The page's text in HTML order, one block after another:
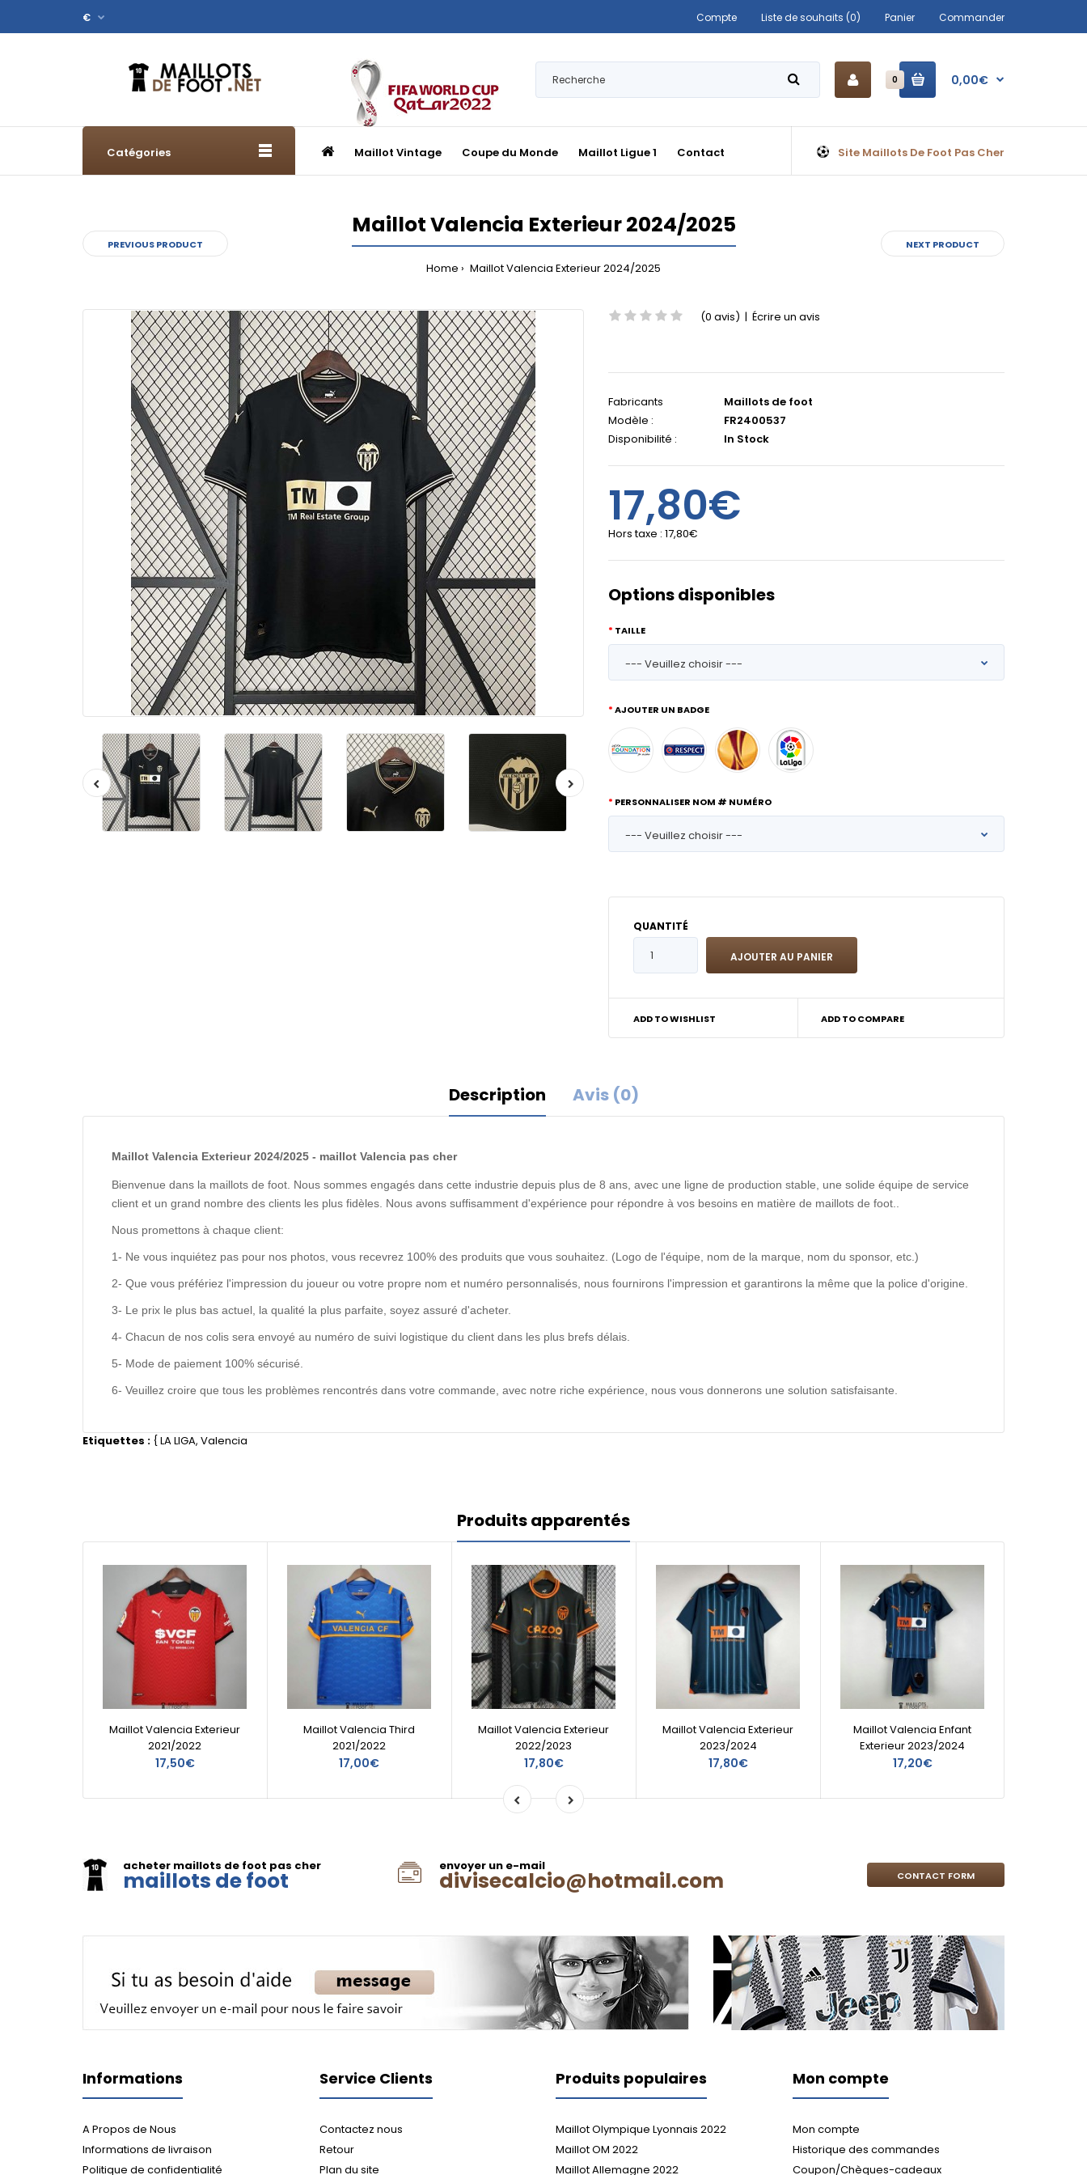
Compte Liste de souhaits (0) Panier Commander
€
0 0,00€
Catégories Maillot Vintage Coupe du Monde Maillot Ligue 1 Contact Site Maillots De Foot Pas Cher
PREVIOUS PRODUCT
Maillot Valencia Exterieur 2024/2025
Home Maillot Valencia Exterieur 2024/2025
NEXT PRODUCT
(0 avis) | Écrire un avis
Fabricants
Maillots de foot
Modèle :
FR2400537
Disponibilité :
In Stock
17,80€
Hors taxe : 17,80€
Options disponibles
TAILLE
AJOUTER UN BADGE
PERSONNALISER NOM # NUMÉRO
QUANTITÉ
ADD TO WISHLIST ADD TO COMPARE
Description Avis (0)
Maillot Valencia Exterieur 2024/2025 - maillot Valencia pas cher
Bienvenue dans la maillots de foot. Nous sommes engagés dans cette industrie depuis plus de 8 ans, avec une ligne de production stable, une solide équipe de service
client et un grand nombre des clients les plus fidèles. Nous avons suffisamment d'expérience pour répondre à vos besoins en matière de maillots de foot..
Nous promettons à chaque client:
1- Ne vous inquiétez pas pour nos photos, vous recevrez 100% des produits que vous souhaitez. (Logo de l'équipe, nom de la marque, nom du sponsor, etc.)
2- Que vous préfériez l'impression du joueur ou votre propre nom et numéro personnalisés, nous fournirons l'impression et garantirons la même que la police d'origine.
3- Le prix le plus bas actuel, la qualité la plus parfaite, soyez assuré d'acheter.
4- Chacun de nos colis sera envoyé au numéro de suivi logistique du client dans les plus brefs délais.
5- Mode de paiement 100% sécurisé.
6- Veuillez croire que tous les problèmes rencontrés dans votre commande, avec notre riche expérience, nous vous donnerons une solution satisfaisante.
Etiquettes : {LA LIGA, Valencia
Produits apparentés
Maillot Valencia Exterieur
2021/2022
17,50€
Maillot Valencia Third
2021/2022
17,00€
Maillot Valencia Exterieur
2022/2023
17,80€
Maillot Valencia Exterieur
2023/2024
17,80€
Maillot Valencia Enfant
Exterieur 2023/2024
17,20€
acheter maillots de foot pas cher
maillots de foot
envoyer un e-mail
divisecalcio@hotmail.com CONTACT FORM
Informations
A Propos de Nous
Informations de livraison
Politique de confidentialité
Service Clients
Contactez nous
Retour
Plan du site
Produits populaires
Maillot Olympique Lyonnais 2022
Maillot OM 2022
Maillot Allemagne 2022
Mon compte
Mon compte
Historique des commandes
Coupon/Chèques-cadeaux